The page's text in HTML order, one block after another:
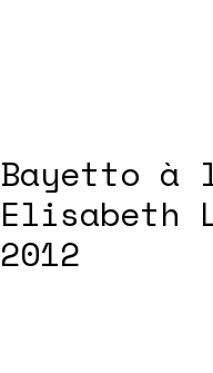
Bayetto à
Elisabeth
2012